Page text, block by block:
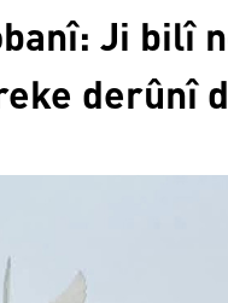
Ji bilî
derûnî